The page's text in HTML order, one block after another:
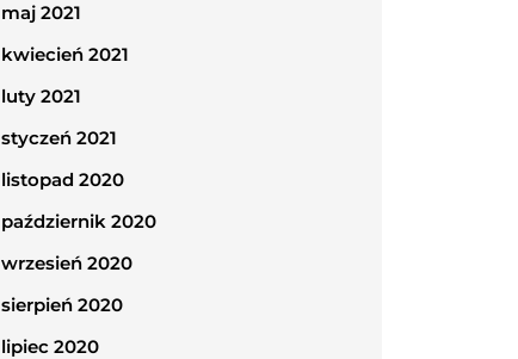
maj 2021
kwiecień 2021
luty 2021
styczeń 2021
listopad 2020
październik 2020
wrzesień 2020
sierpień 2020
lipiec 2020